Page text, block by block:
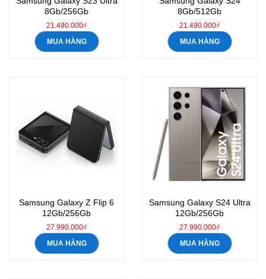
8Gb/256Gb
21.490.000₫
MUA HÀNG
8Gb/512Gb
21.490.000₫
MUA HÀNG
Samsung Galaxy Z Flip 6
12Gb/256Gb
27.990.000₫
MUA HÀNG
Samsung Galaxy S24 Ultra
12Gb/256Gb
27.990.000₫
MUA HÀNG